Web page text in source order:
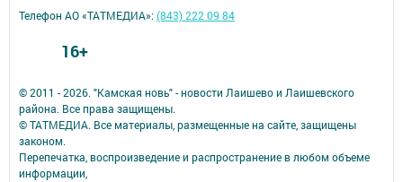
© 2011 - 2026. "Камская новь" - новости Лаишево и Лаишевского
района. Все права защищены.
© ТАТМЕДИА. Все материалы, размещенные на сайте, защищены
законом.
Перепечатка, воспроизведение и распространение в любом объеме
информации,
Телефон АО «ТАТМЕДИА»:(843) 222 09 84
16+